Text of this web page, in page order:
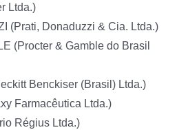
Ltda.)
(Prati, Donaduzzi & Cia. Ltda.)
(Procter & Gamble do Brasil
Benckiser (Brasil) Ltda.)
Farmacêutica Ltda.)
Régius Ltda.)